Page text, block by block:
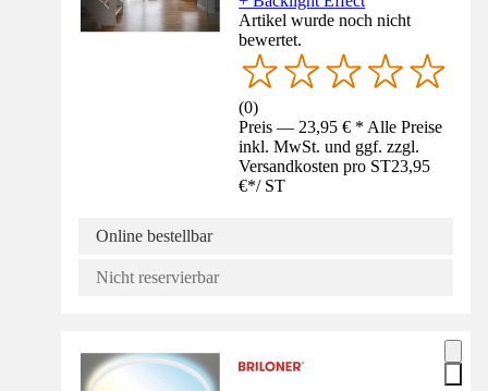
Artikel wurde noch nicht
bewertet.
(0)
Preis — 23,95 € * Alle Preise
inkl. MwSt. und ggf. zzgl.
Versandkosten pro ST23,95
€*/ ST
Online bestellbar
Nicht reservierbar